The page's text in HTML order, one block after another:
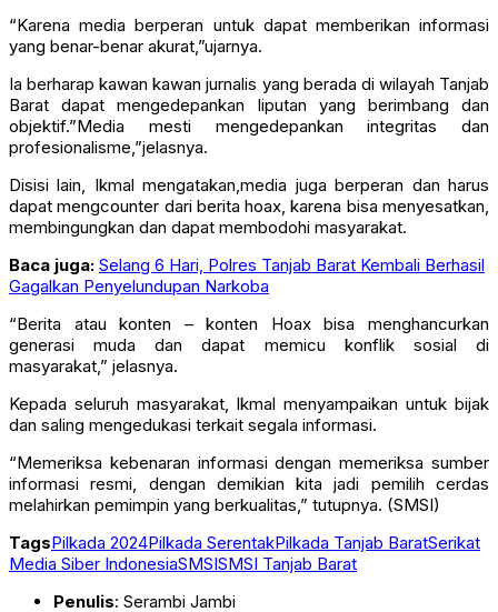
“Karena media berperan untuk dapat memberikan informasi
yang benar-benar akurat,”ujarnya.
Ia berharap kawan kawan jurnalis yang berada di wilayah Tanjab
Barat dapat mengedepankan liputan yang berimbang dan
objektif.”Media mesti mengedepankan integritas dan
profesionalisme,”jelasnya.
Disisi lain, Ikmal mengatakan,media juga berperan dan harus
dapat mengcounter dari berita hoax, karena bisa menyesatkan,
membingungkan dan dapat membodohi masyarakat.
Baca juga: Selang 6 Hari, Polres Tanjab Barat Kembali Berhasil
Gagalkan Penyelundupan Narkoba
“Berita atau konten – konten Hoax bisa menghancurkan
generasi muda dan dapat memicu konflik sosial di
masyarakat,” jelasnya.
Kepada seluruh masyarakat, Ikmal menyampaikan untuk bijak
dan saling mengedukasi terkait segala informasi.
“Memeriksa kebenaran informasi dengan memeriksa sumber
informasi resmi, dengan demikian kita jadi pemilih cerdas
melahirkan pemimpin yang berkualitas,” tutupnya. (SMSI)
TagsPilkada 2024Pilkada SerentakPilkada Tanjab BaratSerikat
Media Siber IndonesiaSMSISMSI Tanjab Barat
Penulis: Serambi Jambi